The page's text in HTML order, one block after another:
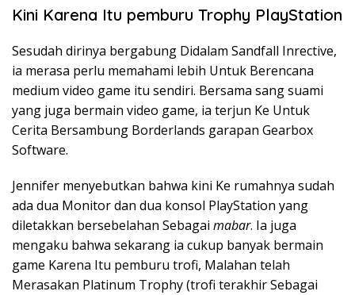
Kini Karena Itu pemburu Trophy PlayStation
Sesudah dirinya bergabung Didalam Sandfall Inrective,
ia merasa perlu memahami lebih Untuk Berencana
medium video game itu sendiri. Bersama sang suami
yang juga bermain video game, ia terjun Ke Untuk
Cerita Bersambung Borderlands garapan Gearbox
Software.
Jennifer menyebutkan bahwa kini Ke rumahnya sudah
ada dua Monitor dan dua konsol PlayStation yang
diletakkan bersebelahan Sebagai mabar. Ia juga
mengaku bahwa sekarang ia cukup banyak bermain
game Karena Itu pemburu trofi, Malahan telah
Merasakan Platinum Trophy (trofi terakhir Sebagai